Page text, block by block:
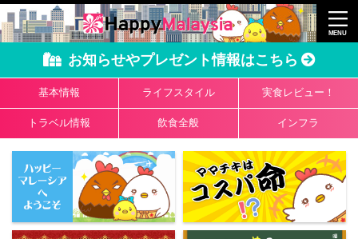
お知らせやプレゼント情報はこちら
基本情報 ライフスタイル 実食レビュー！
トラベル情報 飲食全般 インフラ